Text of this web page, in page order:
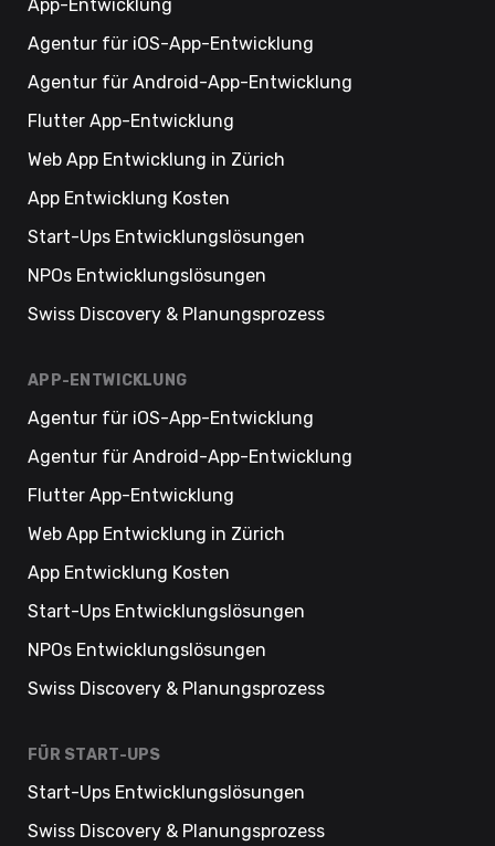
App-Entwicklung
Agentur für iOS-App-Entwicklung
Agentur für Android-App-Entwicklung
Flutter App-Entwicklung
Web App Entwicklung in Zürich
App Entwicklung Kosten
Start-Ups Entwicklungslösungen
NPOs Entwicklungslösungen
Swiss Discovery & Planungsprozess
APP-ENTWICKLUNG
Agentur für iOS-App-Entwicklung
Agentur für Android-App-Entwicklung
Flutter App-Entwicklung
Web App Entwicklung in Zürich
App Entwicklung Kosten
Start-Ups Entwicklungslösungen
NPOs Entwicklungslösungen
Swiss Discovery & Planungsprozess
FÜR START-UPS
Start-Ups Entwicklungslösungen
Swiss Discovery & Planungsprozess